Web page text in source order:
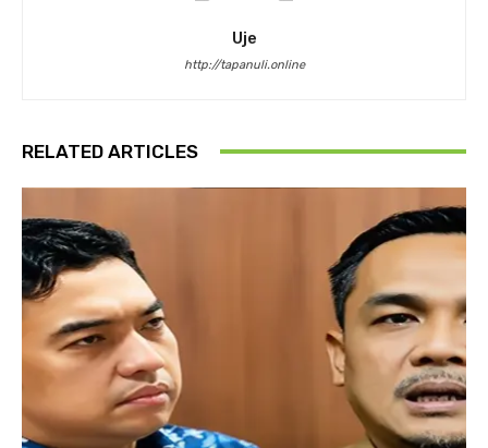
Uje
http://tapanuli.online
RELATED ARTICLES